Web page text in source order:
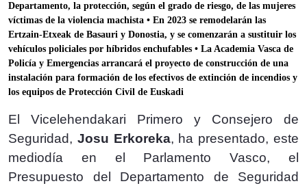
Departamento, la protección, según el grado de riesgo, de las mujeres
víctimas de la violencia machista • En 2023 se remodelarán las
Ertzain-Etxeak de Basauri y Donostia, y se comenzarán a sustituir los
vehículos policiales por híbridos enchufables • La Academia Vasca de
Policía y Emergencias arrancará el proyecto de construcción de una
instalación para formación de los efectivos de extinción de incendios y
los equipos de Protección Civil de Euskadi
El Vicelehendakari Primero y Consejero de
Seguridad, Josu Erkoreka, ha presentado, este
mediodía en el Parlamento Vasco, el
Presupuesto del Departamento de Seguridad